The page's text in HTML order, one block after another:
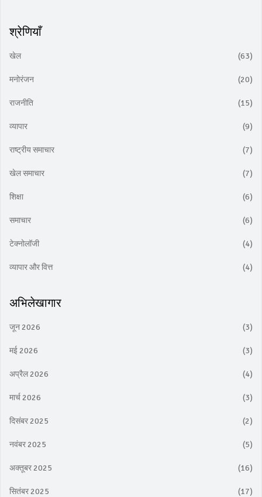
श्रेणियाँ
खेल (63)
मनोरंजन (20)
राजनीति (15)
व्यापार (9)
राष्ट्रीय समाचार (7)
खेल समाचार (7)
शिक्षा (6)
समाचार (6)
टेक्नोलॉजी (4)
व्यापार और वित्त (4)
अभिलेखागार
जून 2026 (3)
मई 2026 (3)
अप्रैल 2026 (4)
मार्च 2026 (3)
दिसंबर 2025 (2)
नवंबर 2025 (5)
अक्तूबर 2025 (16)
सितंबर 2025 (17)